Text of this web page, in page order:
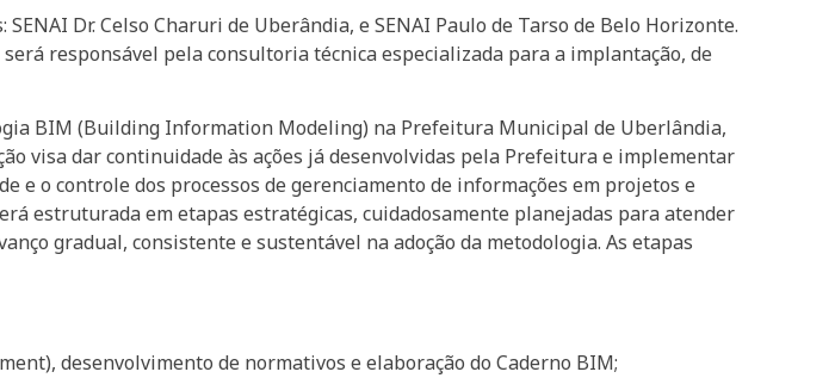
Dr. Celso Charuri de Uberândia, e SENAI Paulo de Tarso de Belo Horizonte.
responsável pela consultoria técnica especializada para a implantação, de
BIM (Building Information Modeling) na Prefeitura Municipal de Uberlândia,
visa dar continuidade às ações já desenvolvidas pela Prefeitura e implementar
e o controle dos processos de gerenciamento de informações em projetos e
estruturada em etapas estratégicas, cuidadosamente planejadas para atender
gradual, consistente e sustentável na adoção da metodologia. As etapas
desenvolvimento de normativos e elaboração do Caderno BIM;